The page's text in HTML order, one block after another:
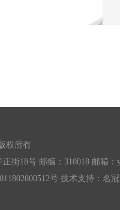
权所有
街18号 邮编：310018 邮箱：
号 技术支持：名